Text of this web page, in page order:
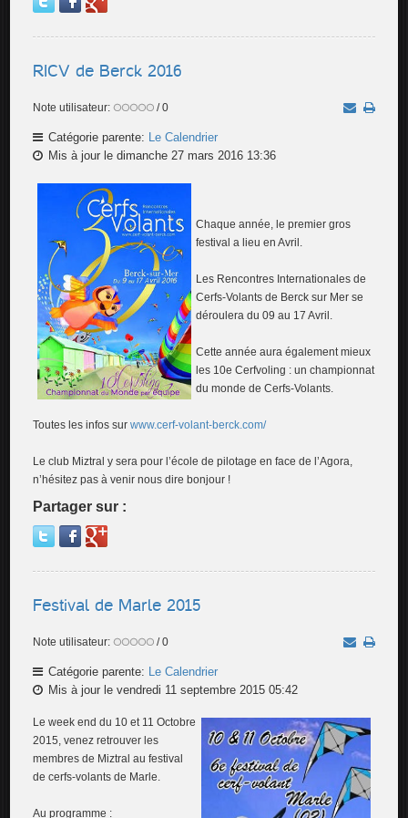
RICV de Berck 2016
Note utilisateur: / 0
Catégorie parente: Le Calendrier
Mis à jour le dimanche 27 mars 2016 13:36
Chaque année, le premier gros
festival a lieu en Avril.
Les Rencontres Internationales de
Cerfs-Volants de Berck sur Mer se
déroulera du 09 au 17 Avril.
Cette année aura également mieux
les 10e Cerfvoling : un championnat
du monde de Cerfs-Volants.
Toutes les infos surwww.cerf-volant-berck.com/
Le club Miztral y sera pour l’école de pilotage en face de l’Agora,
n’hésitez pas à venir nous dire bonjour !
Partager sur :
Festival de Marle 2015
Note utilisateur: / 0
Catégorie parente: Le Calendrier
Mis à jour le vendredi 11 septembre 2015 05:42
Le week end du 10 et 11 Octobre
2015, venez retrouver les
membres de Miztral au festival
de cerfs-volants de Marle.
Au programme :